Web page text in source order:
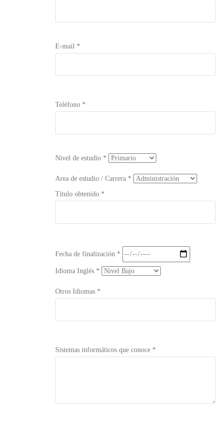
E-mail *
Teléfono *
Nivel de estudio *
Area de estudio / Carrera *
Título obtenido *
Fecha de finalización *
Idioma Inglés *
Otros Idiomas *
Sistemas informáticos que conoce *